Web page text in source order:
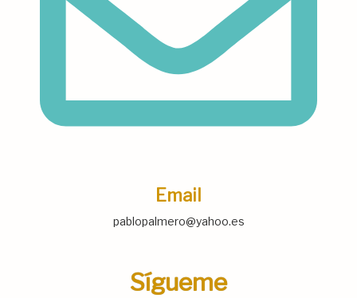
Email
pablopalmero@yahoo.es
Sígueme